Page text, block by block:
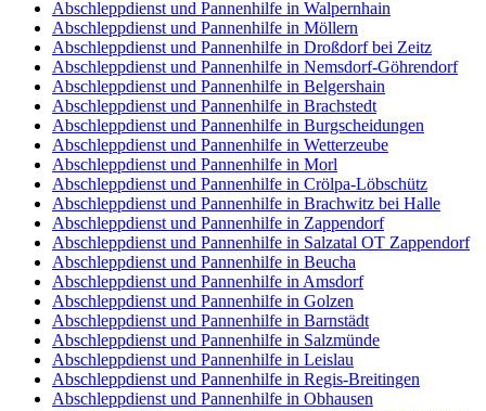
Abschleppdienst und Pannenhilfe in Walpernhain
Abschleppdienst und Pannenhilfe in Möllern
Abschleppdienst und Pannenhilfe in Droßdorf bei Zeitz
Abschleppdienst und Pannenhilfe in Nemsdorf-Göhrendorf
Abschleppdienst und Pannenhilfe in Belgershain
Abschleppdienst und Pannenhilfe in Brachstedt
Abschleppdienst und Pannenhilfe in Burgscheidungen
Abschleppdienst und Pannenhilfe in Wetterzeube
Abschleppdienst und Pannenhilfe in Morl
Abschleppdienst und Pannenhilfe in Crölpa-Löbschütz
Abschleppdienst und Pannenhilfe in Brachwitz bei Halle
Abschleppdienst und Pannenhilfe in Zappendorf
Abschleppdienst und Pannenhilfe in Salzatal OT Zappendorf
Abschleppdienst und Pannenhilfe in Beucha
Abschleppdienst und Pannenhilfe in Amsdorf
Abschleppdienst und Pannenhilfe in Golzen
Abschleppdienst und Pannenhilfe in Barnstädt
Abschleppdienst und Pannenhilfe in Salzmünde
Abschleppdienst und Pannenhilfe in Leislau
Abschleppdienst und Pannenhilfe in Regis-Breitingen
Abschleppdienst und Pannenhilfe in Obhausen